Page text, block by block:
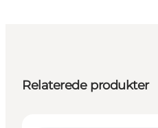
Relaterede produkter